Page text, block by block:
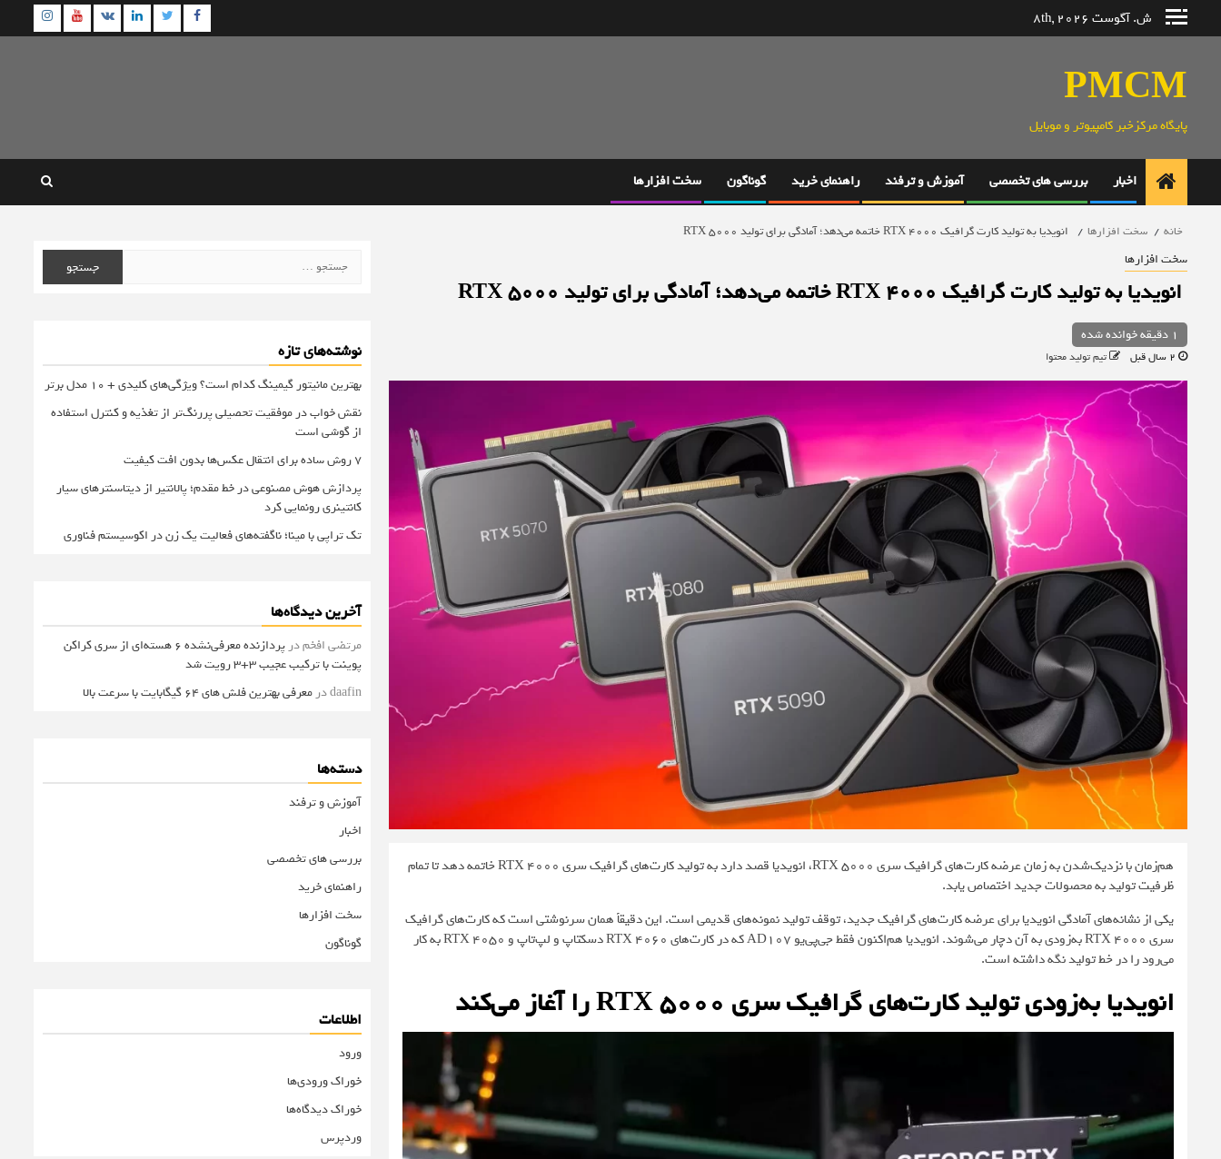
ش. آگوست 8th, 2026 Facebook
Twitter
Linkedin
VK
PMCM
پایگاه مرکزخبر کامپیوتر و موبایل
اخبار بررسی های تخصصی آموزش و ترفند راهنمای خرید گوناگون سخت افزارها
خانه سخت افزارها انویدیا به تولید کارت گرافیک RTX 4000 خاتمه می‌دهد؛ آمادگی برای تولید RTX 5000
سخت افزارها
انویدیا به تولید کارت گرافیک RTX 4000 خاتمه می‌دهد؛ آمادگی برای تولید RTX 5000
1 دقیقه خوانده شده
تیم تولید محتوا
هم‌زمان با نزدیک‌شدن به زمان عرضه کارت‌های گرافیک سری RTX 5000، انویدیا قصد دارد به تولید کارت‌های گرافیک سری RTX 4000 خاتمه دهد تا تمام
ظرفیت تولید به محصولات جدید اختصاص یابد.
یکی از نشانه‌های آمادگی انویدیا برای عرضه کارت‌های گرافیک جدید، توقف تولید نمونه‌های قدیمی است. این دقیقاً همان سرنوشتی است که کارت‌های گرافیک
سری RTX 4000 به‌زودی به آن دچار می‌شوند. انویدیا هم‌اکنون فقط جی‌پی‌یو AD107 که در کارت‌های RTX 4060 دسکتاپ و لپ‌تاپ و RTX 4050 به کار
می‌رود را در خط تولید نگه داشته است.
انویدیا به‌زودی تولید کارت‌های گرافیک سری RTX 5000 را آغاز می‌کند
برای:
نوشته‌های تازه
بهترین مانیتور گیمینگ کدام است؟ ویژگی‌های کلیدی + 10 مدل برتر
نقش خواب در موفقیت تحصیلی پررنگ‌تر از تغذیه و کنترل استفاده
از گوشی است
۷ روش ساده برای انتقال عکس‌ها بدون افت کیفیت
پردازش هوش مصنوعی در خط مقدم؛ پالانتیر از دیتاسنترهای سیار
کانتینری رونمایی کرد
تک تراپی با مینا؛ ناگفته‌های فعالیت یک زن در اکوسیستم فناوری
آخرین دیدگاه‌ها
مرتضی افخمدر
پردازنده معرفی‌نشده 6 هسته‌ای از سری کراکن
پوینت با ترکیب عجیب 3+3 رویت شد
daafinدر معرفی بهترین فلش های 64 گیگابایت با سرعت بالا
دسته‌ها
آموزش و ترفند
اخبار
بررسی های تخصصی
راهنمای خرید
سخت افزارها
گوناگون
اطلاعات
ورود
خوراک ورودی‌ها
خوراک دیدگاه‌ها
وردپرس